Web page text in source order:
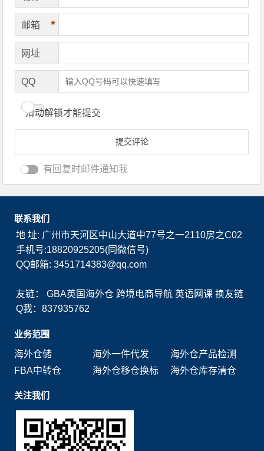
邮箱 *
网址
QQ
滑动解锁才能提交
有回复时邮件通知我
联系我们
地 址: 广州市天河区中山大道中77号之一2110房之C02
手机号:18820925205(同微信号)
QQ邮箱: 3451714383@qq.com
友链：GBA英国海外仓 跨境电商导航 英语网课 换友链
Q我：837935762
业务范围
海外仓储
海外一件代发
海外仓产品检测
FBA中转仓
海外仓移仓换标 海外仓库存清仓
关注我们